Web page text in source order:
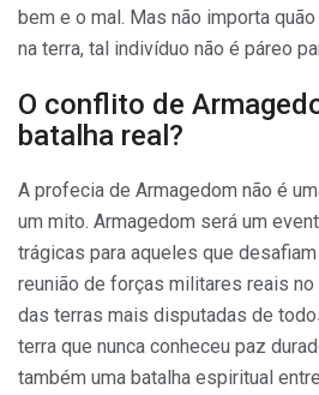
bem e o mal. Mas não importa
na terra, tal indivíduo não é páreo
O conflito de
batalha real?
A profecia de Armagedom não é
um mito. Armagedom será um
trágicas para aqueles que
reunião de forças militares reais no
das terras mais disputadas de
terra que nunca conheceu paz
também uma batalha espiritual